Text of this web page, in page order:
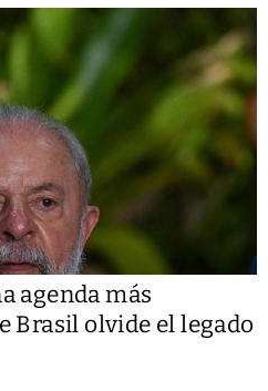
agenda más
Brasil olvide el legado